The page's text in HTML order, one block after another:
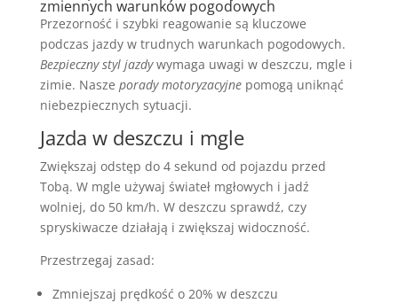
zmiennych warunków pogodowych
Przezorność i szybki reagowanie są kluczowe
podczas jazdy w trudnych warunkach pogodowych.
Bezpieczny styl jazdywymaga uwagi w deszczu, mgle i
zimie. Nasze porady motoryzacyjnepomogą uniknąć
niebezpiecznych sytuacji.
Jazda w deszczu i mgle
Zwiększaj odstęp do 4 sekund od pojazdu przed
Tobą. W mgle używaj świateł mgłowych i jadź
wolniej, do 50 km/h. W deszczu sprawdź, czy
spryskiwacze działają i zwiększaj widoczność.
Przestrzegaj zasad:
Zmniejszaj prędkość o 20% w deszczu